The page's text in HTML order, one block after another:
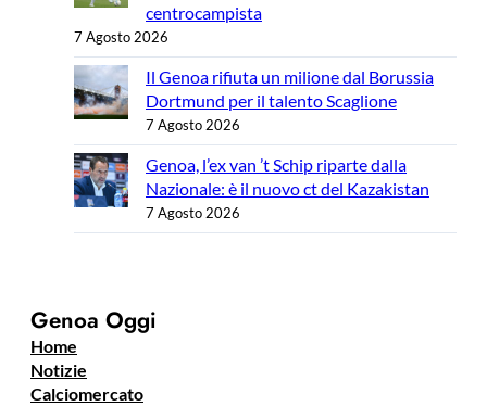
centrocampista
7 Agosto 2026
Il Genoa rifiuta un milione dal Borussia
Dortmund per il talento Scaglione
7 Agosto 2026
Genoa, l’ex van ’t Schip riparte dalla
Nazionale: è il nuovo ct del Kazakistan
7 Agosto 2026
Genoa Oggi
Home
Notizie
Calciomercato